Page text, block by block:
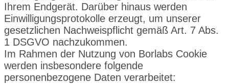
Ihrem Endgerät. Darüber hinaus werden
Einwilligungsprotokolle erzeugt, um unserer
gesetzlichen Nachweispflicht gemäß Art. 7 Abs.
1 DSGVO nachzukommen.
Im Rahmen der Nutzung von Borlabs Cookie
werden insbesondere folgende
personenbezogene Daten verarbeitet: